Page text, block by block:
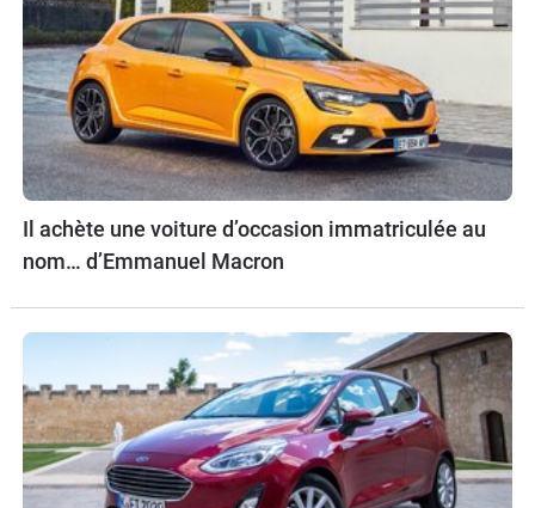
Il achète une voiture d’occasion immatriculée au
nom… d’Emmanuel Macron